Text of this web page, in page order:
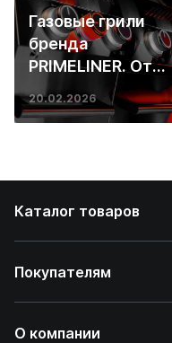
Газовые грили
бренда
PRIMELINER. От
основ инженерии
до ресторанных
20.02.2026
Каталог товаров
Покупателям
О компании